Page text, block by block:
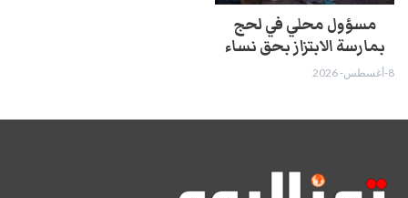
مسؤول محلي في لحج
بمارسة الابتزاز بحق نساء
8-أغسطس- 2026